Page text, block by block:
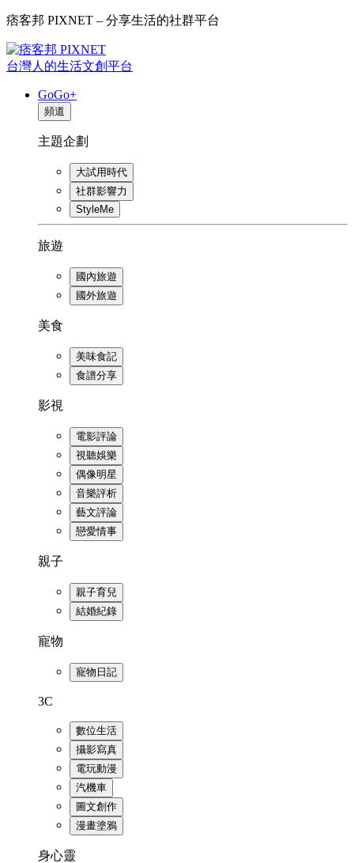
痞客邦 PIXNET – 分享生活的社群平台
台灣人的生活文創平台
GoGo+
頻道
主題企劃
大試用時代
社群影響力
StyleMe
旅遊
國內旅遊
國外旅遊
美食
美味食記
食譜分享
影視
電影評論
視聽娛樂
偶像明星
音樂評析
藝文評論
戀愛情事
親子
親子育兒
結婚紀錄
寵物
寵物日記
3C
數位生活
攝影寫真
電玩動漫
汽機車
圖文創作
漫畫塗鴉
身心靈